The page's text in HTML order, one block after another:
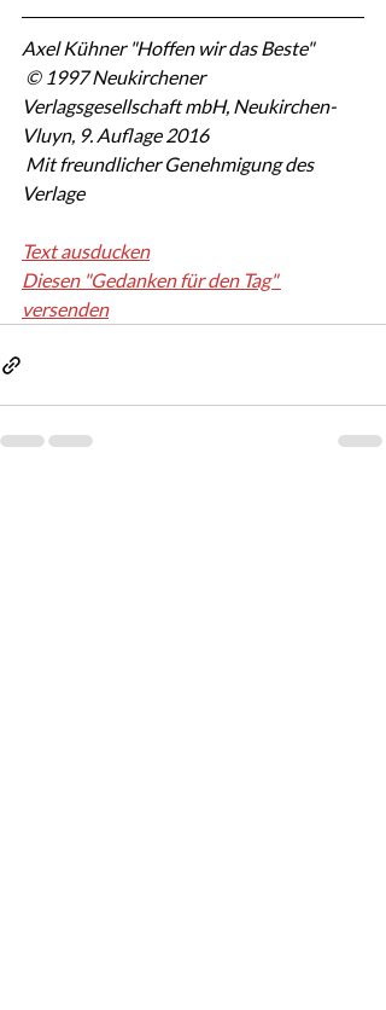
Axel Kühner "Hoffen wir das Beste"
Verlagsgesellschaft mbH, Neukirchen-
Vluyn, 9. Auflage 2016
Verlage
Text ausducken
Diesen "Gedanken für den Tag"
versenden